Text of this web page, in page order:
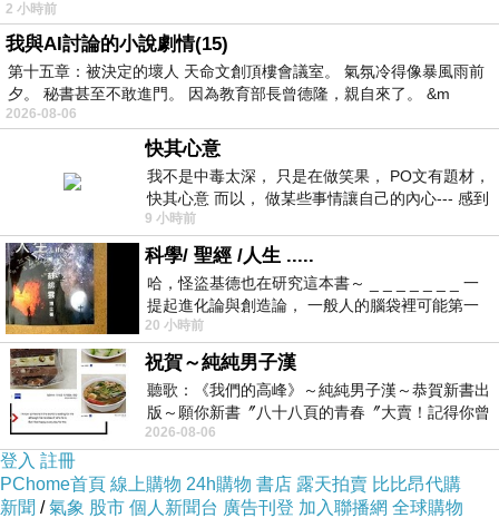
現在日本全國仍有天守閣的城堡大約有90座，但這裡面有許多
都是修復或重建過的天守。從江戶時代或是更之前所建造並完
整保留下來的天守，日本國內只剩下12座，被稱為「現存十二
天守」，其中有五座更是被列為國寶，也就是我們這次要介紹
日本國寶五城
1.長野縣松本市：松本城
松本城在日本戰國時代1504年建造、1582年整修，是國寶五
城中唯一建於平地的城堡，並以北阿爾卑斯群山為背景。松本
城天守閣各層的外牆上皆塗滿石灰，並用黑漆板覆蓋，因此有
「烏城」之稱。
日本國內現存的天守多是像姫路城一樣的白色天守，目前
松本城仍保有黑色天守。大家在參觀日本城堡時可留意這些不
2 小時前
我與AI討論的小說劇情(15)
第十五章：被決定的壞人 天命文創頂樓會議室。 氣氛冷得像暴風雨前
夕。 秘書甚至不敢進門。 因為教育部長曾德隆，親自來了。 &m
2026-08-06
快其心意
我不是中毒太深， 只是在做笑果， PO文有題材，
快其心意 而以， 做某些事情讓自己的內心--- 感到
愉快。
9 小時前
科學/ 聖經 /人生 .....
哈，怪盜基德也在研究這本書～ _ _ _ _ _ _ _ 一
提起進化論與創造論， 一般人的腦袋裡可能第一
時間就有「 進化論很科
20 小時前
祝賀～純純男子漢
聽歌：《我們的高峰》～純純男子漢～恭賀新書出
版～願你新書〞八十八頁的青春〞大賣！記得你曾
經在我的版留言…「好讚的圖^^感覺大家
2026-08-06
登入 註冊
PChome首頁 線上購物 24h購物 書店 露天拍賣 比比昂代購
新聞 /氣象 股市 個人新聞台 廣告刊登 加入聯播網 全球購物